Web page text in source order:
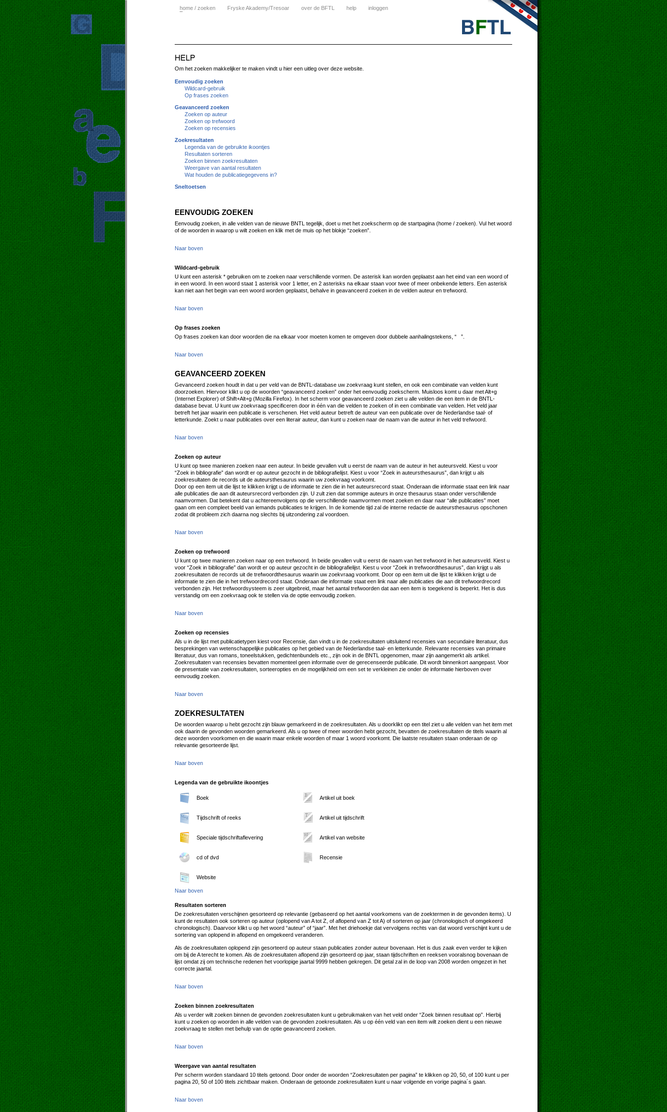
home / zoeken Fryske Akademy/Tresoar over de BFTL help inloggen
Om het zoeken makkelijker te maken vindt u hier een uitleg over deze website.
Eenvoudig zoeken
Wildcard-gebruik
Op frases zoeken
Geavanceerd zoeken
Zoeken op auteur
Zoeken op trefwoord
Zoeken op recensies
Zoekresultaten
Legenda van de gebruikte ikoontjes
Resultaten sorteren
Zoeken binnen zoekresultaten
Weergave van aantal resultaten
Wat houden de publicatiegegevens in?
Sneltoetsen
EENVOUDIG ZOEKEN
Eenvoudig zoeken, in alle velden van de nieuwe BNTL tegelijk, doet u met het zoekscherm op de startpagina (home / zoeken). Vul het woord
of de woorden in waarop u wilt zoeken en klik met de muis op het blokje “zoeken”.
Naar boven
Wildcard-gebruik
U kunt een asterisk * gebruiken om te zoeken naar verschillende vormen. De asterisk kan worden geplaatst aan het eind van een woord of
in een woord. In een woord staat 1 asterisk voor 1 letter, en 2 asterisks na elkaar staan voor twee of meer onbekende letters. Een asterisk
kan niet aan het begin van een woord worden geplaatst, behalve in geavanceerd zoeken in de velden auteur en trefwoord.
Naar boven
Op frases zoeken
Op frases zoeken kan door woorden die na elkaar voor moeten komen te omgeven door dubbele aanhalingstekens, “ ”.
Naar boven
GEAVANCEERD ZOEKEN
Gevanceerd zoeken houdt in dat u per veld van de BNTL-database uw zoekvraag kunt stellen, en ook een combinatie van velden kunt
doorzoeken. Hiervoor klikt u op de woorden “geavanceerd zoeken” onder het eenvoudig zoekscherm. Muisloos komt u daar met Alt+g
(Internet Explorer) of Shift+Alt+g (Mozilla Firefox). In het scherm voor geavanceerd zoeken ziet u alle velden die een item in de BNTL-
database bevat. U kunt uw zoekvraag specificeren door in één van die velden te zoeken of in een combinatie van velden. Het veld jaar
betreft het jaar waarin een publicatie is verschenen. Het veld auteur betreft de auteur van een publicatie over de Nederlandse taal- of
letterkunde. Zoekt u naar publicaties over een literair auteur, dan kunt u zoeken naar de naam van die auteur in het veld trefwoord.
Naar boven
Zoeken op auteur
U kunt op twee manieren zoeken naar een auteur. In beide gevallen vult u eerst de naam van de auteur in het auteursveld. Kiest u voor
“Zoek in bibliografie” dan wordt er op auteur gezocht in de bibliografielijst. Kiest u voor “Zoek in auteursthesaurus”, dan krijgt u als
zoekresultaten de records uit de auteursthesaurus waarin uw zoekvraag voorkomt.
Door op een item uit die lijst te klikken krijgt u de informatie te zien die in het auteursrecord staat. Onderaan die informatie staat een link naar
alle publicaties die aan dit auteursrecord verbonden zijn. U zult zien dat sommige auteurs in onze thesaurus staan onder verschillende
naamvormen. Dat betekent dat u achtereenvolgens op die verschillende naamvormen moet zoeken en daar naar “alle publicaties” moet
gaan om een compleet beeld van iemands publicaties te krijgen. In de komende tijd zal de interne redactie de auteursthesaurus opschonen
zodat dit probleem zich daarna nog slechts bij uitzondering zal voordoen.
Naar boven
Zoeken op trefwoord
U kunt op twee manieren zoeken naar op een trefwoord. In beide gevallen vult u eerst de naam van het trefwoord in het auteursveld. Kiest u
voor “Zoek in bibliografie” dan wordt er op auteur gezocht in de bibliografielijst. Kiest u voor “Zoek in trefwoordthesaurus”, dan krijgt u als
zoekresultaten de records uit de trefwoordthesaurus waarin uw zoekvraag voorkomt. Door op een item uit die lijst te klikken krijgt u de
informatie te zien die in het trefwoordrecord staat. Onderaan die informatie staat een link naar alle publicaties die aan dit trefwoordrecord
verbonden zijn. Het trefwoordsysteem is zeer uitgebreid, maar het aantal trefwoorden dat aan een item is toegekend is beperkt. Het is dus
verstandig om een zoekvraag ook te stellen via de optie eenvoudig zoeken.
Naar boven
Zoeken op recensies
Als u in de lijst met publicatietypen kiest voor Recensie, dan vindt u in de zoekresultaten uitsluitend recensies van secundaire literatuur, dus
besprekingen van wetenschappelijke publicaties op het gebied van de Nederlandse taal- en letterkunde. Relevante recensies van primaire
literatuur, dus van romans, toneelstukken, gedichtenbundels etc., zijn ook in de BNTL opgenomen, maar zijn aangemerkt als artikel.
Zoekresultaten van recensies bevatten momenteel geen informatie over de gerecenseerde publicatie. Dit wordt binnenkort aangepast. Voor
de presentatie van zoekresultaten, sorteeropties en de mogelijkheid om een set te verkleinen zie onder de informatie hierboven over
eenvoudig zoeken.
Naar boven
ZOEKRESULTATEN
De woorden waarop u hebt gezocht zijn blauw gemarkeerd in de zoekresultaten. Als u doorklikt op een titel ziet u alle velden van het item met
ook daarin de gevonden woorden gemarkeerd. Als u op twee of meer woorden hebt gezocht, bevatten de zoekresultaten de titels waarin al
deze woorden voorkomen en die waarin maar enkele woorden of maar 1 woord voorkomt. Die laatste resultaten staan onderaan de op
relevantie gesorteerde lijst.
Naar boven
Legenda van de gebruikte ikoontjes
Boek Artikel uit boek
Tijdschrift of reeks Artikel uit tijdschrift
Speciale tijdschriftaflevering Artikel van website
cd of dvd Recensie
Website
Naar boven
Resultaten sorteren
De zoekresultaten verschijnen gesorteerd op relevantie (gebaseerd op het aantal voorkomens van de zoektermen in de gevonden items). U
kunt de resultaten ook sorteren op auteur (oplopend van A tot Z, of aflopend van Z tot A) of sorteren op jaar (chronologisch of omgekeerd
chronologisch). Daarvoor klikt u op het woord “auteur” of “jaar”. Met het driehoekje dat vervolgens rechts van dat woord verschijnt kunt u de
sortering van oplopend in aflopend en omgekeerd veranderen.
Als de zoekresultaten oplopend zijn gesorteerd op auteur staan publicaties zonder auteur bovenaan. Het is dus zaak even verder te kijken
om bij de A terecht te komen. Als de zoekresultaten aflopend zijn gesorteerd op jaar, staan tijdschriften en reeksen vooralsnog bovenaan de
lijst omdat zij om technische redenen het voorlopige jaartal 9999 hebben gekregen. Dit getal zal in de loop van 2008 worden omgezet in het
correcte jaartal.
Naar boven
Zoeken binnen zoekresultaten
Als u verder wilt zoeken binnen de gevonden zoekresultaten kunt u gebruikmaken van het veld onder “Zoek binnen resultaat op”. Hierbij
kunt u zoeken op woorden in alle velden van de gevonden zoekresultaten. Als u op één veld van een item wilt zoeken dient u een nieuwe
zoekvraag te stellen met behulp van de optie geavanceerd zoeken.
Naar boven
Weergave van aantal resultaten
Per scherm worden standaard 10 titels getoond. Door onder de woorden “Zoekresultaten per pagina” te klikken op 20, 50, of 100 kunt u per
pagina 20, 50 of 100 titels zichtbaar maken. Onderaan de getoonde zoekresultaten kunt u naar volgende en vorige pagina´s gaan.
Naar boven